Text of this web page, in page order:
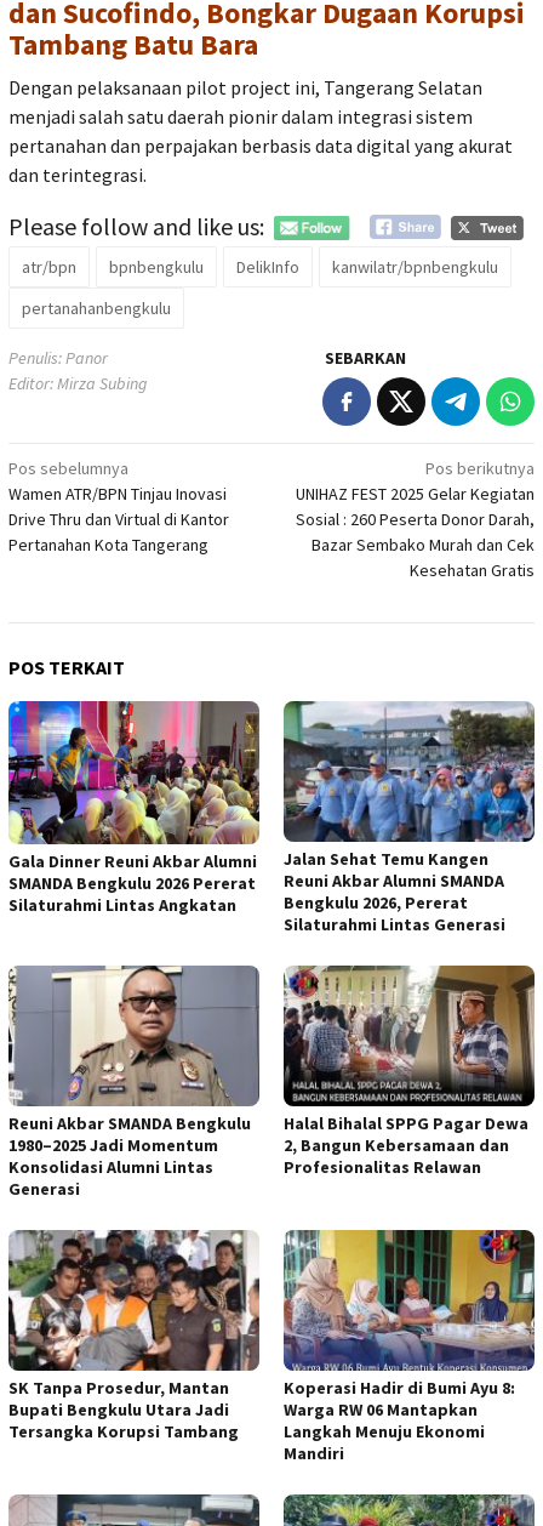
dan Sucofindo, Bongkar Dugaan Korupsi
Tambang Batu Bara
Dengan pelaksanaan pilot project ini, Tangerang Selatan
menjadi salah satu daerah pionir dalam integrasi sistem
pertanahan dan perpajakan berbasis data digital yang akurat
dan terintegrasi.
Please follow and like us:
atr/bpn bpnbengkulu DelikInfo
kanwilatr/bpnbengkulu
pertanahanbengkulu
Penulis: Panor
Editor: Mirza Subing
SEBARKAN
Navigasi
pos
Pos sebelumnya
Wamen ATR/BPN Tinjau Inovasi
Drive Thru dan Virtual di Kantor
Pertanahan Kota Tangerang
Pos berikutnya
UNIHAZ FEST 2025 Gelar Kegiatan
Sosial : 260 Peserta Donor Darah,
Bazar Sembako Murah dan Cek
Kesehatan Gratis
POS TERKAIT
Gala Dinner Reuni Akbar Alumni
SMANDA Bengkulu 2026 Pererat
Silaturahmi Lintas Angkatan
Jalan Sehat Temu Kangen
Reuni Akbar Alumni SMANDA
Bengkulu 2026, Pererat
Silaturahmi Lintas Generasi
Reuni Akbar SMANDA Bengkulu
1980–2025 Jadi Momentum
Konsolidasi Alumni Lintas
Generasi
Halal Bihalal SPPG Pagar Dewa
2, Bangun Kebersamaan dan
Profesionalitas Relawan
SK Tanpa Prosedur, Mantan
Bupati Bengkulu Utara Jadi
Tersangka Korupsi Tambang
Koperasi Hadir di Bumi Ayu 8:
Warga RW 06 Mantapkan
Langkah Menuju Ekonomi
Mandiri